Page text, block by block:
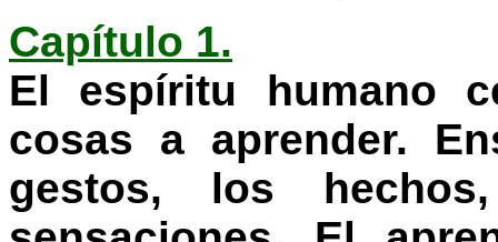
Capítulo 1.
El espíritu humano
cosas a aprender.
gestos, los